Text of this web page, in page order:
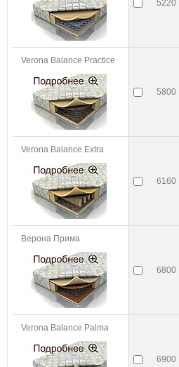
5220
Verona Balance Practice
5800
Verona Balance Extra
6160
Верона Прима
6800
Verona Balance Palma
6900